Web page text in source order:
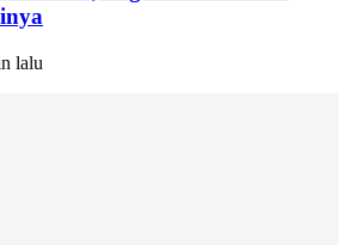
lalu